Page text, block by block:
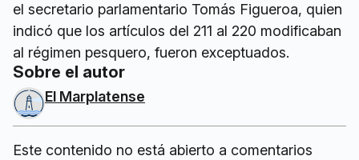
el secretario parlamentario Tomás Figueroa, quien
indicó que los artículos del 211 al 220 modificaban
al régimen pesquero, fueron exceptuados.
Sobre el autor
El Marplatense
Este contenido no está abierto a comentarios